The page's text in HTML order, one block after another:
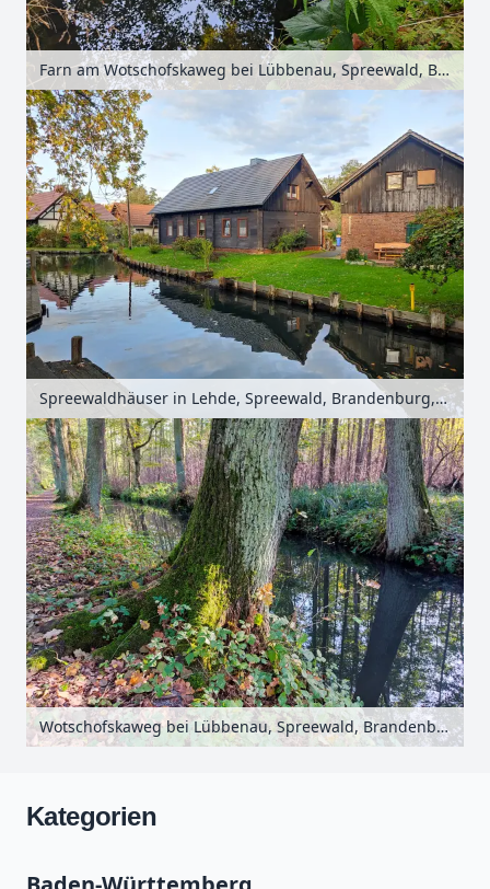
Farn am Wotschofskaweg bei Lübbenau, Spreewald, Brandenburg, Deutschland
Spreewaldhäuser in Lehde, Spreewald, Brandenburg, Deutschland
Wotschofskaweg bei Lübbenau, Spreewald, Brandenburg, Deutschland
Kategorien